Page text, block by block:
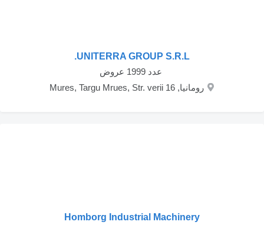
UNITERRA GROUP S.R.L.
‏ عدد 1999 عروض
رومانيا, Mures, Targu Mrues, Str. verii 16
Homborg Industrial Machinery